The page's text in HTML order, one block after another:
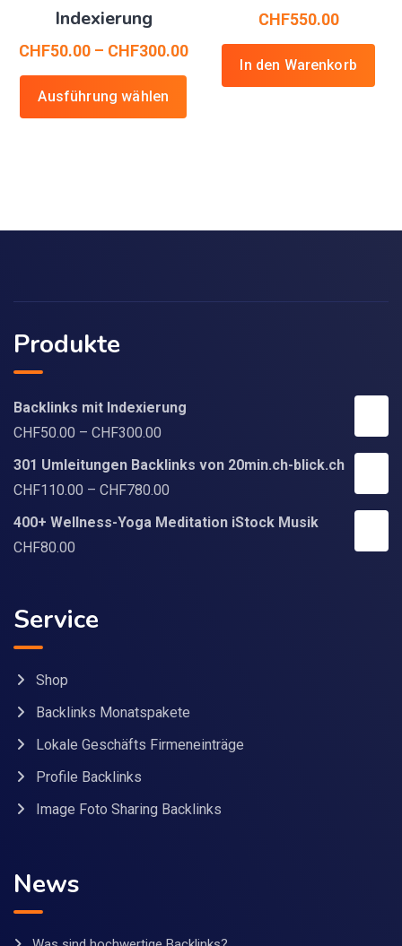
Indexierung
CHF50.00– CHF300.00
Ausführung wählen
CHF550.00
In den Warenkorb
Produkte
Backlinks mit Indexierung
CHF50.00 – CHF300.00
301 Umleitungen Backlinks von 20min.ch-blick.ch
CHF110.00 – CHF780.00
400+ Wellness-Yoga Meditation iStock Musik
CHF80.00
Service
Shop
Backlinks Monatspakete
Lokale Geschäfts Firmeneinträge
Profile Backlinks
Image Foto Sharing Backlinks
News